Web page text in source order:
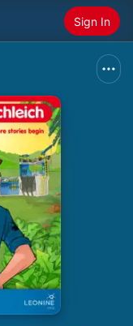
Sign In